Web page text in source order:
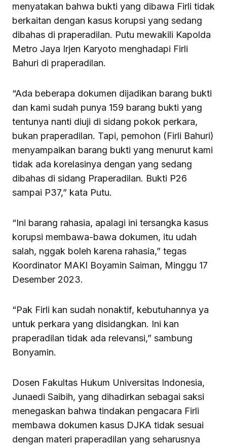
menyatakan bahwa bukti yang dibawa Firli tidak
berkaitan dengan kasus korupsi yang sedang
dibahas di praperadilan. Putu mewakili Kapolda
Metro Jaya Irjen Karyoto menghadapi Firli
Bahuri di praperadilan.
“Ada beberapa dokumen dijadikan barang bukti
dan kami sudah punya 159 barang bukti yang
tentunya nanti diuji di sidang pokok perkara,
bukan praperadilan. Tapi, pemohon (Firli Bahuri)
menyampaikan barang bukti yang menurut kami
tidak ada korelasinya dengan yang sedang
dibahas di sidang Praperadilan. Bukti P26
sampai P37,” kata Putu.
“Ini barang rahasia, apalagi ini tersangka kasus
korupsi membawa-bawa dokumen, itu udah
salah, nggak boleh karena rahasia,” tegas
Koordinator MAKI Boyamin Saiman, Minggu 17
Desember 2023.
“Pak Firli kan sudah nonaktif, kebutuhannya ya
untuk perkara yang disidangkan. Ini kan
praperadilan tidak ada relevansi,” sambung
Bonyamin.
Dosen Fakultas Hukum Universitas Indonesia,
Junaedi Saibih, yang dihadirkan sebagai saksi
menegaskan bahwa tindakan pengacara Firli
membawa dokumen kasus DJKA tidak sesuai
dengan materi praperadilan yang seharusnya